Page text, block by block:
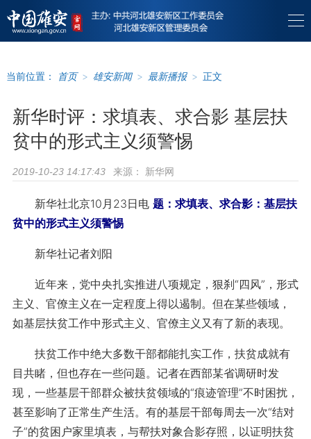
当前位置： 首页 > 雄安新闻 > 最新播报 > 正文
新华时评：求填表、求合影 基层扶
贫中的形式主义须警惕
2019-10-23 14:17:43 来源： 新华网
新华社北京10月23日电 题：求填表、求合影：基层扶
贫中的形式主义须警惕
新华社记者刘阳
近年来，党中央扎实推进八项规定，狠刹“四风”，形式
主义、官僚主义在一定程度上得以遏制。但在某些领域，
如基层扶贫工作中形式主义、官僚主义又有了新的表现。
扶贫工作中绝大多数干部都能扎实工作，扶贫成就有
目共睹，但也存在一些问题。记者在西部某省调研时发
现，一些基层干部群众被扶贫领域的“痕迹管理”不时困扰，
甚至影响了正常生产生活。有的基层干部每周去一次“结对
子”的贫困户家里填表，与帮扶对象合影存照，以证明扶贫